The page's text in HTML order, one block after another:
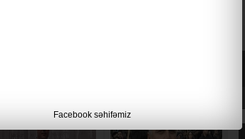
Facebook səhifəmiz